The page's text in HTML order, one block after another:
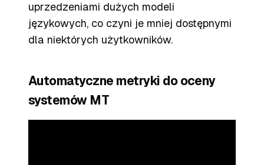
uprzedzeniami dużych modeli
językowych, co czyni je mniej dostępnymi
dla niektórych użytkowników.
Automatyczne metryki do oceny
systemów MT